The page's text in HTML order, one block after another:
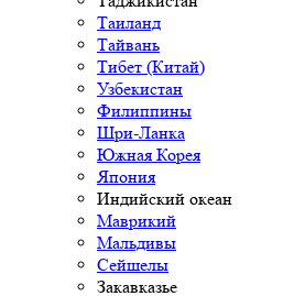
Таиланд
Тайвань
Тибет (Китай)
Узбекистан
Филиппины
Шри-Ланка
Южная Корея
Япония
Индийский океан
Маврикий
Мальдивы
Сейшелы
Закавказье